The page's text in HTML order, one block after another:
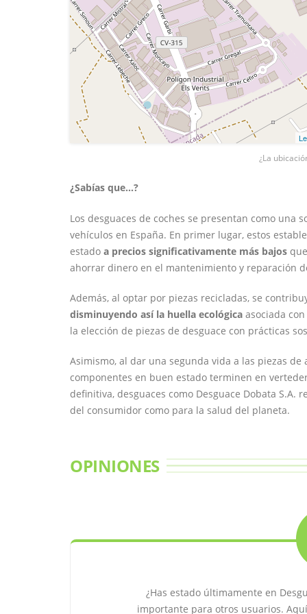
¿La
¿Sabías que...?
Los desguaces de coches se presentan como una
vehículos en España. En primer lugar, estos
estado a precios significativamente más bajos
ahorrar dinero en el mantenimiento y reparación
Además, al optar por piezas recicladas, se
disminuyendo así la huella ecológica asociada
la elección de piezas de desguace con prácticas
Asimismo, al dar una segunda vida a las piezas de
componentes en buen estado terminen en
definitiva, desguaces como Desguace Dobata
del consumidor como para la salud del planeta.
OPINIONES
¿Has estado últimamente en
importante para otros usuarios.